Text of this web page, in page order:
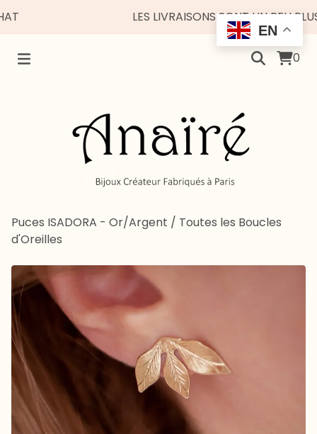
LES LIVRAISONS SONT UN PEU PLUS
0
Puces ISADORA - Or/Argent / Toutes les Boucles
d'Oreilles
EN